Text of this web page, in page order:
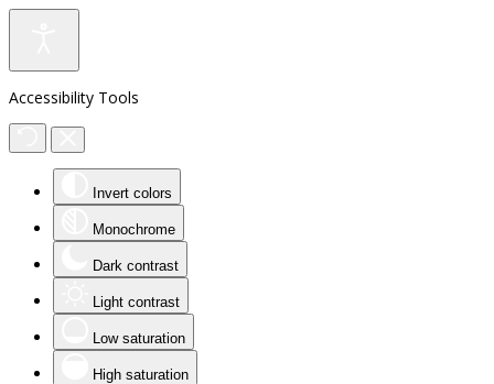
Accessibility Tools
Invert colors
Monochrome
Dark contrast
Light contrast
Low saturation
High saturation